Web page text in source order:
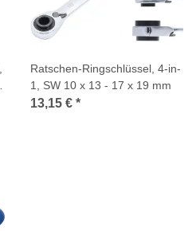
Ratschen-Ringschlüssel, 4-in-
1, SW 10 x 13 - 17 x 19 mm
13,15 € *